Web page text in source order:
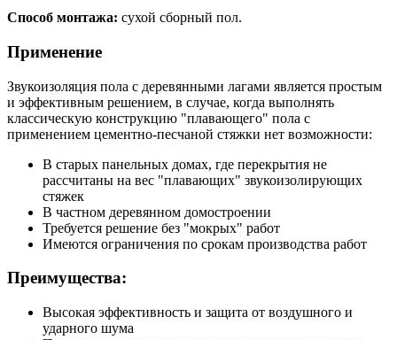
Способ монтажа: сухой сборный пол.
Применение
Звукоизоляция пола с деревянными лагами является простым
и эффективным решением, в случае, когда выполнять
классическую конструкцию "плавающего" пола с
применением цементно-песчаной стяжки нет возможности:
В старых панельных домах, где перекрытия не
рассчитаны на вес "плавающих" звукоизолирующих
стяжек
В частном деревянном домостроении
Требуется решение без "мокрых" работ
Имеются ограничения по срокам производства работ
Преимущества:
Высокая эффективность и защита от воздушного и
ударного шума